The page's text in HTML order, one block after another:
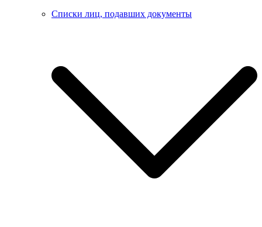
Списки лиц, подавших документы